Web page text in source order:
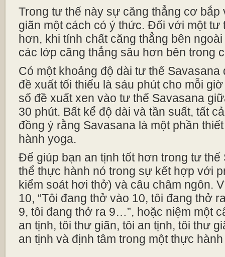
Trong tư thế này sự căng thẳng cơ
giãn một cách có ý thức. Đối với một tư
hơn, khi tính chất căng thẳng bên
các lớp căng thẳng sâu hơn bên trong
Có một khoảng độ dài tư thế
đề xuất tối thiểu là sáu phút cho mỗi
số đề xuất xen vào tư thế Savasana
30 phút. Bất kể độ dài và tần suất, tất
đồng ý rằng Savasana là một phần
hành yoga.
Để giúp bạn an tịnh tốt hơn trong tư thế
thể thực hành nó trong sự kết hợp với
kiểm soát hơi thở) và câu châm ngôn.
10, “Tôi đang thở vào 10, tôi đang thở
9, tôi đang thở ra 9…”, hoặc niệm một
an tịnh, tôi thư giãn, tôi an tịnh, tôi thư
an tịnh và định tâm trong một thực